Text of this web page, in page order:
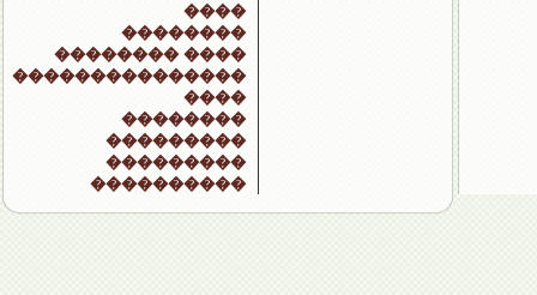
����
��������
�������� ����
���������������
����
��������
���������
���������
����������